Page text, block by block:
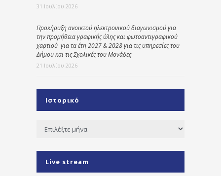
31 Ιουλίου 2026
Προκήρυξη ανοικτού ηλεκτρονικού διαγωνισμού για
την προμήθεια γραφικής ύλης και φωτοαντιγραφικού
χαρτιού για τα έτη 2027 & 2028 για τις υπηρεσίες του
Δήμου και τις Σχολικές του Μονάδες
21 Ιουλίου 2026
Ιστορικό
Ιστορικό
Live stream